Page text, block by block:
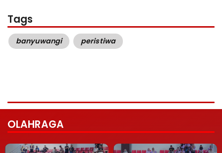
Tags
banyuwangi peristiwa
OLAHRAGA